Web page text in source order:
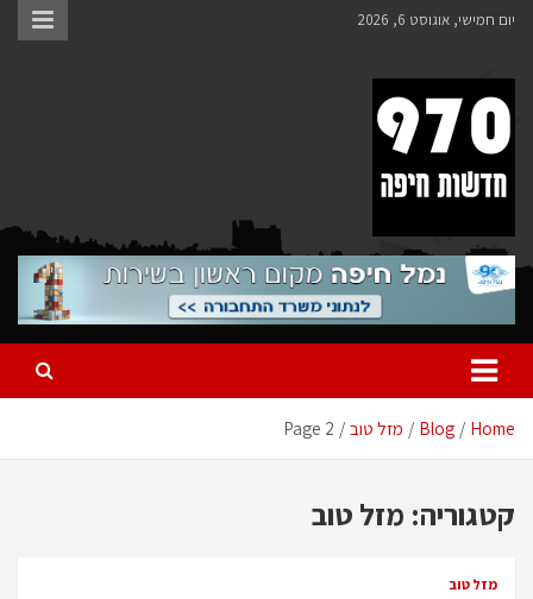
Skipיום חמישי, אוגוסט 6, 2026
970 חדשות חיפה
970 חדשות חיפה
Home
Blog מזל טוב Page 2
קטגוריה: מזל טוב
מזל טוב